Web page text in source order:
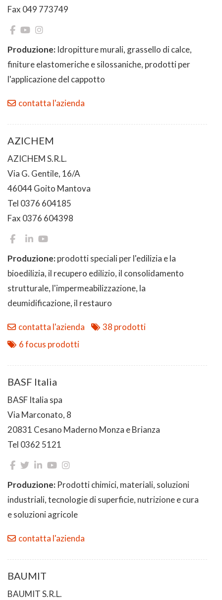
Fax 049 773749
Produzione: Idropitture murali, grassello di calce,
finiture elastomeriche e silossaniche, prodotti per
l'applicazione del cappotto
contatta l'azienda
AZICHEM
AZICHEM S.R.L.
Via G. Gentile, 16/A
46044 Goito Mantova
Tel 0376 604185
Fax 0376 604398
Produzione:prodotti speciali per l'edilizia e la
bioedilizia, il recupero edilizio, il consolidamento
strutturale, l'impermeabilizzazione, la
deumidificazione, il restauro
contatta l'azienda
38 prodotti
6 focus prodotti
BASF Italia
BASF Italia spa
Via Marconato, 8
20831 Cesano Maderno Monza e Brianza
Tel 0362 5121
Produzione: Prodotti chimici, materiali, soluzioni
industriali, tecnologie di superficie, nutrizione e cura
e soluzioni agricole
contatta l'azienda
BAUMIT
BAUMIT S.R.L.